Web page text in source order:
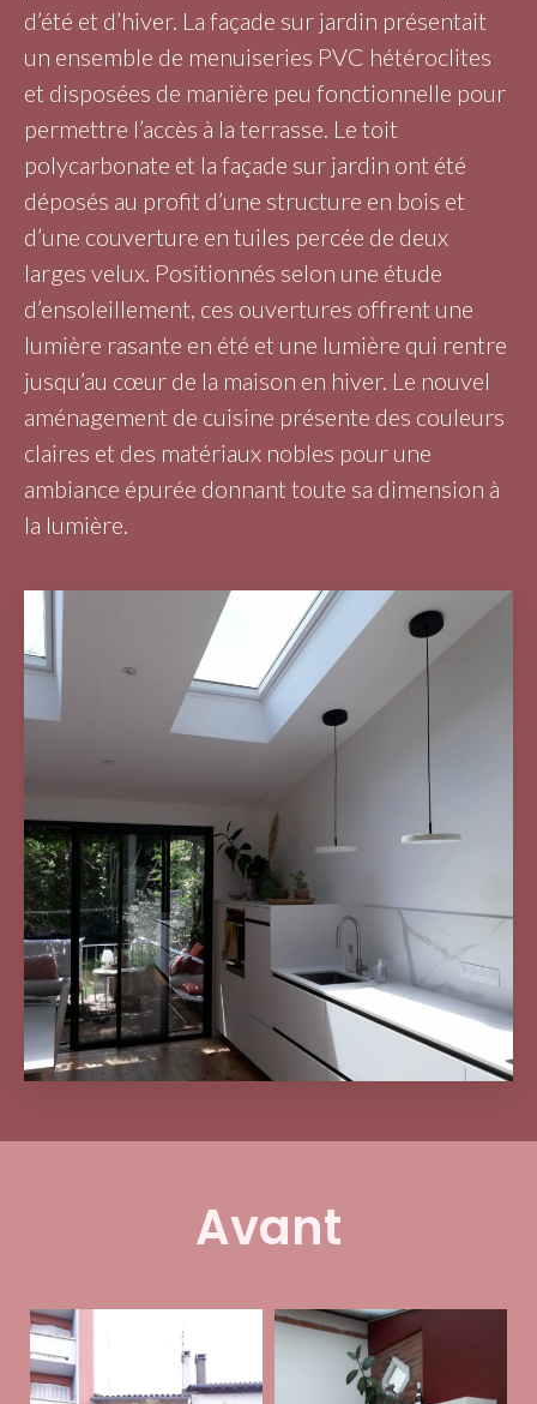
d’été et d’hiver. La façade sur jardin présentait
un ensemble de menuiseries PVC hétéroclites
et disposées de manière peu fonctionnelle pour
permettre l’accès à la terrasse. Le toit
polycarbonate et la façade sur jardin ont été
déposés au profit d’une structure en bois et
d’une couverture en tuiles percée de deux
larges velux. Positionnés selon une étude
d’ensoleillement, ces ouvertures offrent une
lumière rasante en été et une lumière qui rentre
jusqu’au cœur de la maison en hiver. Le nouvel
aménagement de cuisine présente des couleurs
claires et des matériaux nobles pour une
ambiance épurée donnant toute sa dimension à
la lumière.
Avant